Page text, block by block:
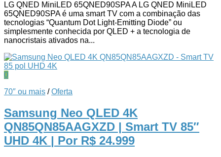
LG QNED MiniLED 65QNED90SPA A LG QNED MiniLED
65QNED90SPA é uma smart TV com a combinação das
tecnologias “Quantum Dot Light-Emitting Diode” ou
simplesmente conhecida por QLED + a tecnologia de
nanocristais ativados na...
0
70″ ou mais /Oferta
Samsung Neo QLED 4K
QN85QN85AAGXZD | Smart TV 85″
UHD 4K | Por R$ 24.999